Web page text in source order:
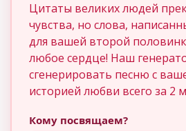
Цитаты великих людей
чувства, но слова,
для вашей второй
любое сердце! Наш
сгенерировать песню с
историей любви всего за 2
Кому посвящаем?